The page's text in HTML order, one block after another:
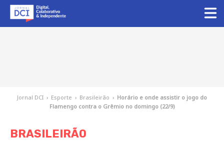
Jornal DCI › Esporte › Brasileirão › Horário e onde assistir o jogo do
Flamengo contra o Grêmio no domingo (22/9)
BRASILEIRÃO